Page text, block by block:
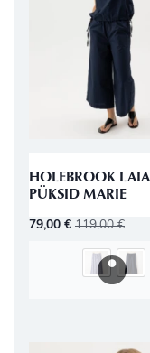
HOLEBROOK
PÜKSID MARIE
79,00 € 119,00€